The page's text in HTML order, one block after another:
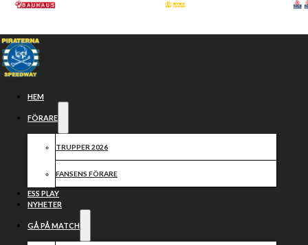
Hoppa till huvudinnehåll
HEM
FÖRARE
TRUPPER 2026
FANSENS FÖRARE
ESS PLAY
NYHETER
GÅ PÅ MATCH